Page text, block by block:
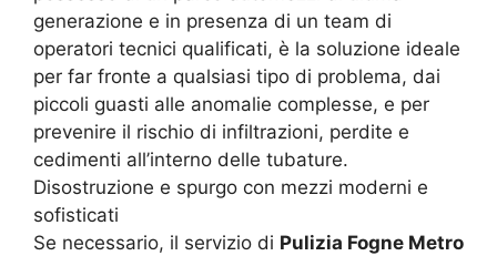
generazione e in presenza di un team di
operatori tecnici qualificati, è la soluzione ideale
per far fronte a qualsiasi tipo di problema, dai
piccoli guasti alle anomalie complesse, e per
prevenire il rischio di infiltrazioni, perdite e
cedimenti all’interno delle tubature.
Disostruzione e spurgo con mezzi moderni e
sofisticati
Se necessario, il servizio di Pulizia Fogne Metro